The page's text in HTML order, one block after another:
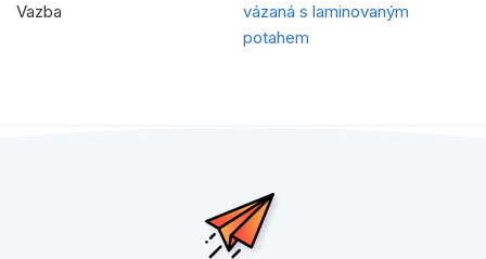
Vazba
vázaná s laminovaným
potahem